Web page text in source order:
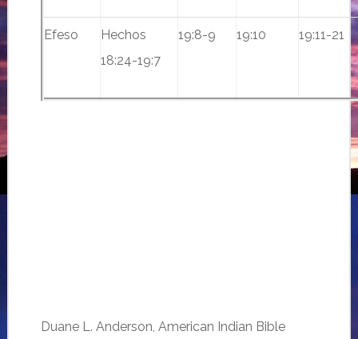
Efeso
Hechos
18:24-19:7
19:8-9 19:10 19:11-21
Duane L. Anderson, American Indian Bible